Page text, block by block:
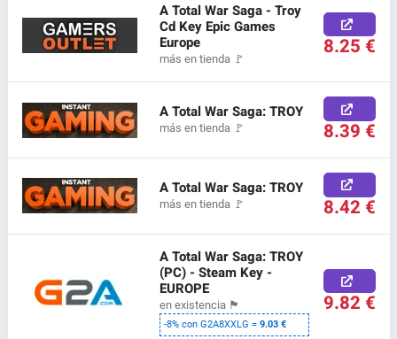
A Total War Saga - Troy
Cd Key Epic Games
Europe
más en tienda 🚩 8.25 €
A Total War Saga: TROY
más en tienda 🚩 8.39 €
A Total War Saga: TROY
más en tienda 🚩 8.42 €
A Total War Saga: TROY
(PC) - Steam Key -
EUROPE
en existencia 🏴
-8% con G2A8XXLG =9.03 €
9.82 €